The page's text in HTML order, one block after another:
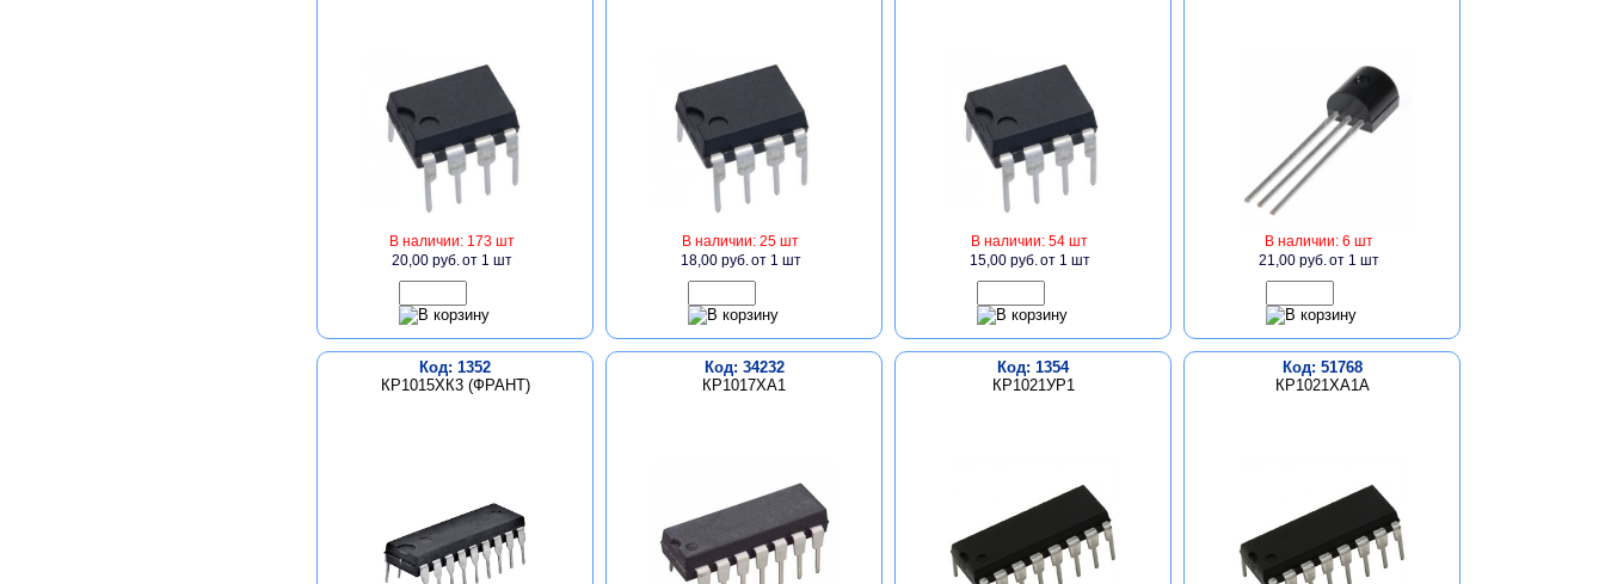
В наличии: 173 шт
20,00 руб.от 1 шт
В наличии: 25 шт
18,00 руб.от 1 шт
В наличии: 54 шт
15,00 руб.от 1 шт
В наличии: 6 шт
21,00 руб.от 1 шт
Код: 1352
КР1015ХК3 (ФРАНТ)
Код: 34232
КР1017ХА1
Код: 1354
КР1021УР1
Код: 51768
КР1021ХА1А